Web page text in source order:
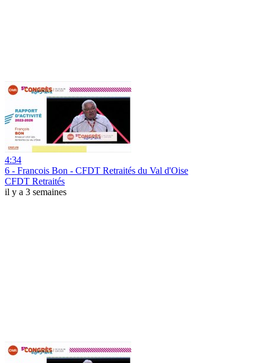
4:34
6 - Francois Bon - CFDT Retraités du Val d'Oise
CFDT Retraités
il y a 3 semaines